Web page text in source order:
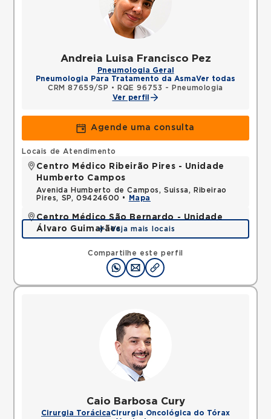
Andreia Luisa Francisco Pez
Pneumologia Geral
Pneumologia Para Tratamento da AsmaVer todas
CRM 87659/SP •
RQE 96753 - Pneumologia
Ver perfil
Agende uma consulta
Compartilhe este perfil
Locais de Atendimento
Centro Médico Ribeirão Pires - Unidade
Humberto Campos
Avenida Humberto de Campos, Suissa, Ribeirao
Pires, SP, 09424600 •
Mapa
Centro Médico São Bernardo - Unidade
Álvaro Guimarães
Avenida Alvaro Guimaraes, Assuncao, Sao Bernardo
do Campo, SP, 09810010 •
Mapa
Veja mais locais
Caio Barbosa Cury
Cirurgia TorácicaCirurgia Oncológica do Tórax